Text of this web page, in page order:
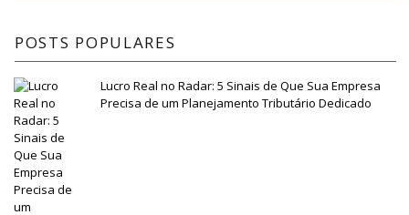
POSTS POPULARES
Lucro Real no Radar: 5 Sinais de Que Sua Empresa
Precisa de um Planejamento Tributário Dedicado